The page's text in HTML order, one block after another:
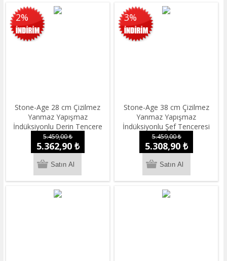
2%
Stone-Age 28 cm Çizilmez
Yanmaz Yapışmaz
İndüksiyonlu Derin Tencere
5.459,00 ₺
5.362,90 ₺
3%
Stone-Age 38 cm Çizilmez
Yanmaz Yapışmaz
İndüksiyonlu Şef Tenceresi
5.459,00 ₺
5.308,90 ₺